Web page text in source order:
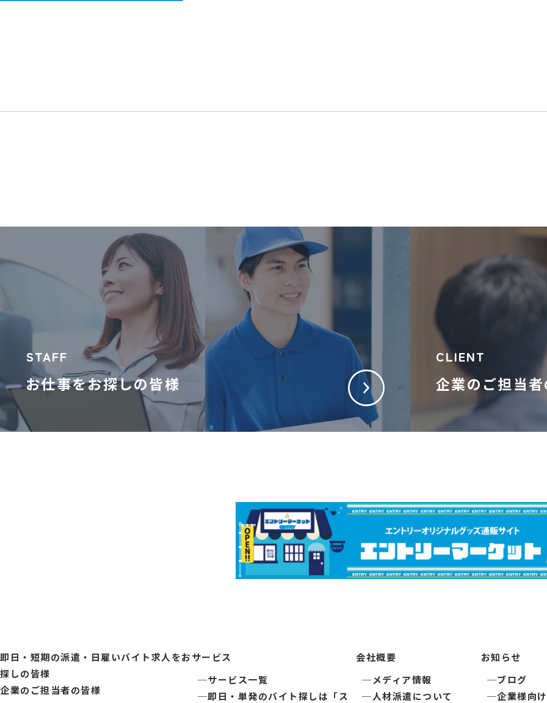
お仕事をお探しの皆様
STAFF
企業のご担当
CLIENT
即日・短期の派遣・日雇いバイト求人をお
探しの皆様
企業のご担当者の皆様
サービス
サービス一覧
即日・単発のバイト探しは「ス
会社概要
メディア情報
人材派遣について
お知らせ
ブログ
企業様向